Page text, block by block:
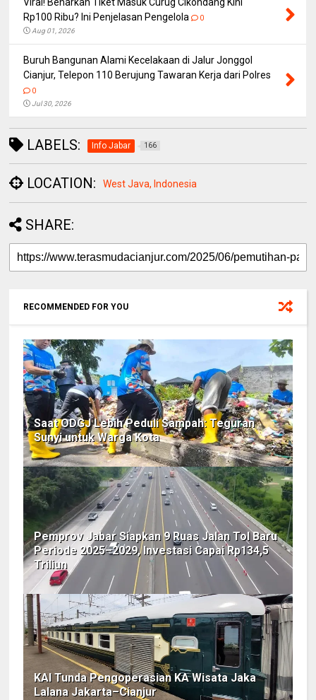
Rp100 Ribu? Ini Penjelasan Pengelola
0
Aug 01, 2026
Buruh Bangunan Alami Kecelakaan di Jalur Jonggol
Cianjur, Telepon 110 Berujung Tawaran Kerja dari Polres
0
Jul 30, 2026
LABELS: Info Jabar 166
LOCATION: West Java, Indonesia
SHARE:
RECOMMENDED FOR YOU
Saat ODGJ Lebih Peduli Sampah: Teguran
Sunyi untuk Warga Kota
Pemprov Jabar Siapkan 9 Ruas Jalan Tol Baru
Periode 2025–2029, Investasi Capai Rp134,5
Triliun
KAI Tunda Pengoperasian KA Wisata Jaka
Lalana Jakarta–Cianjur